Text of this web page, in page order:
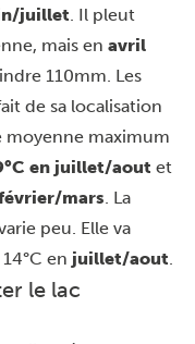
juillet. Il pleut
mais en avril
110mm. Les
de sa localisation
moyenne maximum
en juillet/aout et
mars. La
peu. Elle va
14°C en juillet/aout.
le lac